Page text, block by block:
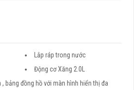
Lắp ráp trong nước
Động cơ Xăng 2.0L
, bảng đồng hồ với màn hình hiển thị đa